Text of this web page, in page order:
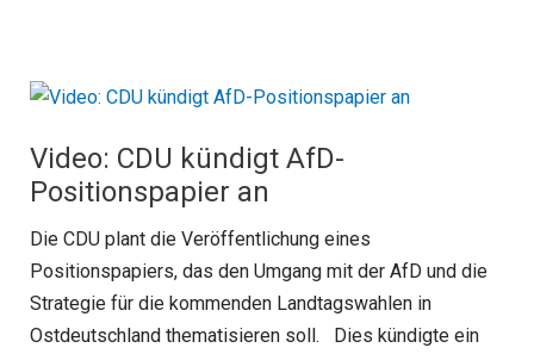
Video: CDU kündigt AfD-
Positionspapier an
Die CDU plant die Veröffentlichung eines
Positionspapiers, das den Umgang mit der AfD und die
Strategie für die kommenden Landtagswahlen in
Ostdeutschland thematisieren soll. Dies kündigte ein